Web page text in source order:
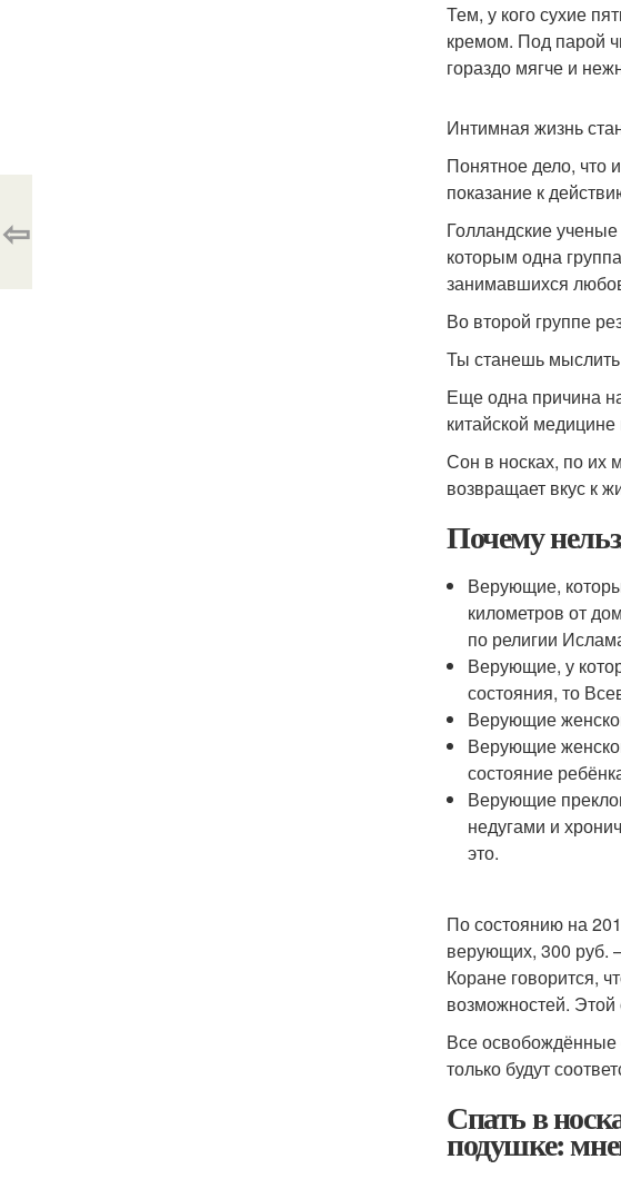
Тем, у кого сухие
кремом. Под парой
гораздо мягче и
Интимная жизнь
Понятное дело, что
показание к
Голландские
которым одна
занимавшихся
Во второй группе
Ты станешь
Еще одна причина
китайской
Сон в носках, по их
возвращает вкус к
Почему
Верующие,
километров от
по религии
Верующие, у
состояния, то
Верующие
Верующие
состояние
Верующие
недугами и
это.
По состоянию на
верующих, 300 руб.
Коране говорится,
возможностей.
Все освобождённые
только будут
Спать в
подушке:
⇦